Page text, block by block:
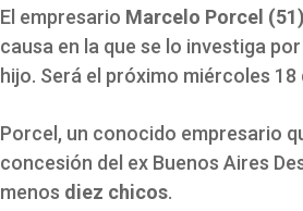
El empresario Marcelo Porcel (51)
causa en la que se lo investiga
hijo. Será el próximo miércoles
Porcel, un conocido empresario
concesión del ex Buenos Aires
menos diez chicos.